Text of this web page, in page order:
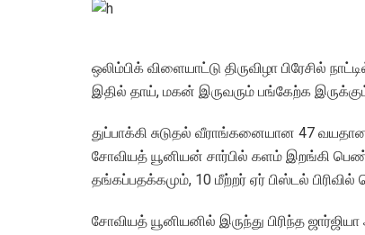
ஒலிம்பிக் விளையாட்டு திருவிழா பிரேசில்
இதில் தாய், மகன் இருவரும் பங்கேற்க
துப்பாக்கி சுடுதல் வீராங்கனையான 47
சோவியத் யூனியன் சார்பில் களம் இறங்கி
தங்கப்பதக்கமும், 10 மீற்றர் ஏர் பிஸ்டல்
சோவியத் யூனியனில் இருந்து பிரிந்த